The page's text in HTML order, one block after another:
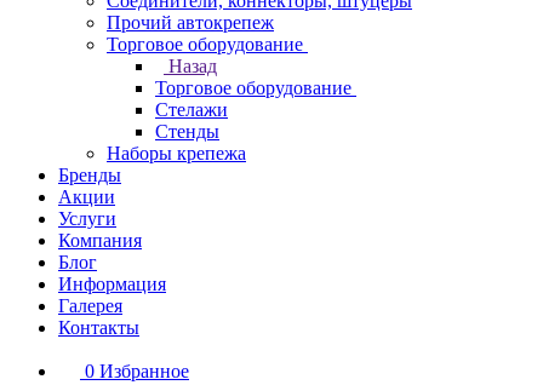
Прочий автокрепеж
Торговое оборудование
Назад
Торговое оборудование
Стелажи
Стенды
Наборы крепежа
Бренды
Акции
Услуги
Компания
Блог
Информация
Галерея
Контакты
0 Избранное